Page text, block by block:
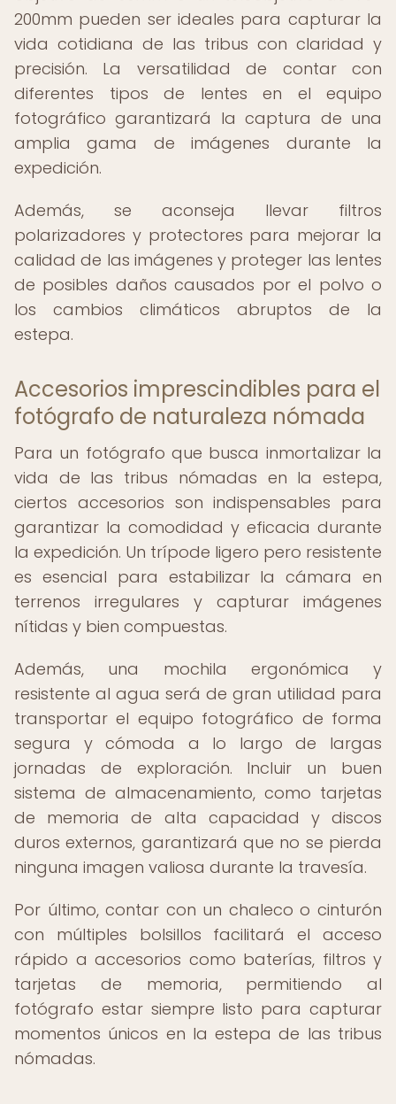
200mm pueden ser ideales para capturar la
vida cotidiana de las tribus con claridad y
precisión. La versatilidad de contar con
diferentes tipos de lentes en el equipo
fotográfico garantizará la captura de una
amplia gama de imágenes durante la
expedición.
Además, se aconseja llevar filtros
polarizadores y protectores para mejorar la
calidad de las imágenes y proteger las lentes
de posibles daños causados por el polvo o
los cambios climáticos abruptos de la
estepa.
Accesorios imprescindibles para el
fotógrafo de naturaleza nómada
Para un fotógrafo que busca inmortalizar la
vida de las tribus nómadas en la estepa,
ciertos accesorios son indispensables para
garantizar la comodidad y eficacia durante
la expedición. Un trípode ligero pero resistente
es esencial para estabilizar la cámara en
terrenos irregulares y capturar imágenes
nítidas y bien compuestas.
Además, una mochila ergonómica y
resistente al agua será de gran utilidad para
transportar el equipo fotográfico de forma
segura y cómoda a lo largo de largas
jornadas de exploración. Incluir un buen
sistema de almacenamiento, como tarjetas
de memoria de alta capacidad y discos
duros externos, garantizará que no se pierda
ninguna imagen valiosa durante la travesía.
Por último, contar con un chaleco o cinturón
con múltiples bolsillos facilitará el acceso
rápido a accesorios como baterías, filtros y
tarjetas de memoria, permitiendo al
fotógrafo estar siempre listo para capturar
momentos únicos en la estepa de las tribus
nómadas.